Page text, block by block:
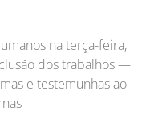
na terça-feira,
dos trabalhos —
e testemunhas ao